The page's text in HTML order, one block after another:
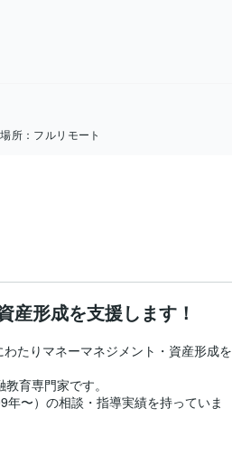
所： フルリモート
産形成を支援します！
たりマネーマネジメント・資産形成を
育専門家です。
〜）の相談・指導実績を持っていま